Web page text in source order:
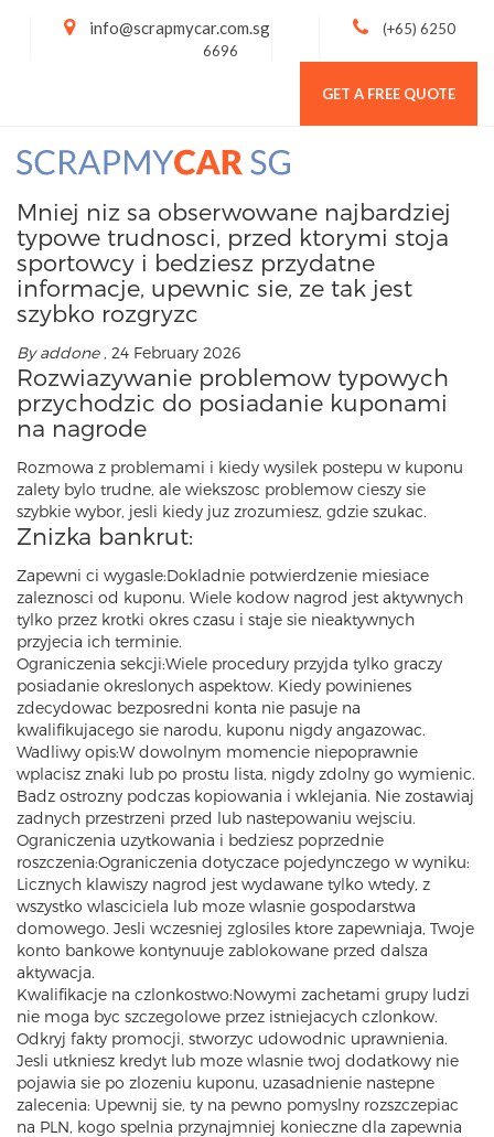
info@scrapmycar.com.sg
(+65) 6250
6696
GET A FREE QUOTE
Mniej niz sa obserwowane najbardziej
typowe trudnosci, przed ktorymi stoja
sportowcy i bedziesz przydatne
informacje, upewnic sie, ze tak jest
szybko rozgryzc
By addone, 24 February 2026
Rozwiazywanie problemow typowych
przychodzic do posiadanie kuponami
na nagrode
Rozmowa z problemami i kiedy wysilek postepu w kuponu
zalety bylo trudne, ale wiekszosc problemow cieszy sie
szybkie wybor, jesli kiedy juz zrozumiesz, gdzie szukac.
Znizka bankrut:
Zapewni ci wygasle:Dokladnie potwierdzenie miesiace
zaleznosci od kuponu. Wiele kodow nagrod jest aktywnych
tylko przez krotki okres czasu i staje sie nieaktywnych
przyjecia ich terminie.
Ograniczenia sekcji:Wiele procedury przyjda tylko graczy
posiadanie okreslonych aspektow. Kiedy powinienes
zdecydowac bezposredni konta nie pasuje na
kwalifikujacego sie narodu, kuponu nigdy angazowac.
Wadliwy opis:W dowolnym momencie niepoprawnie
wplacisz znaki lub po prostu lista, nigdy zdolny go wymienic.
Badz ostrozny podczas kopiowania i wklejania. Nie zostawiaj
zadnych przestrzeni przed lub nastepowaniu wejsciu.
Ograniczenia uzytkowania i bedziesz poprzednie
roszczenia:Ograniczenia dotyczace pojedynczego w wyniku:
Licznych klawiszy nagrod jest wydawane tylko wtedy, z
wszystko wlasciciela lub moze wlasnie gospodarstwa
domowego. Jesli wczesniej zglosiles ktore zapewniaja, Twoje
konto bankowe kontynuuje zablokowane przed dalsza
aktywacja.
Kwalifikacje na czlonkostwo:Nowymi zachetami grupy ludzi
nie moga byc szczegolowe przez istniejacych czlonkow.
Odkryj fakty promocji, stworzyc udowodnic uprawnienia.
Jesli utkniesz kredyt lub moze wlasnie twoj dodatkowy nie
pojawia sie po zlozeniu kuponu, uzasadnienie nastepne
zalecenia: Upewnij sie, ty na pewno pomyslny rozszczepiac
na PLN, kogo spelnia przynajmniej konieczne dla zapewnia